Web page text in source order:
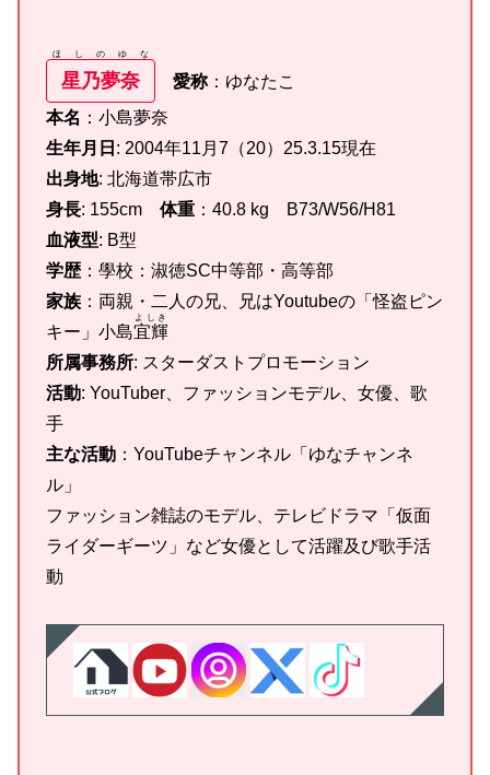
星乃夢奈
ほしのゆな
愛称：ゆなたこ
本名 ：小島夢奈
生年月日 : 2004年11月7（20）25.3.15現在
出身地: 北海道帯広市
身長: 155cm 体重 ：40.8 kg B73/W56/H81
血液型: B型
学歴：學校：淑徳SC中等部・高等部
家族 ：両親・二人の兄、兄はYoutubeの「怪盗ピン
キー」小島宜輝
よしき
所属事務所: スターダストプロモーション
活動: YouTuber、ファッションモデル、女優、歌
手
主な活動 ：YouTubeチャンネル「ゆなチャンネ
ル」
ファッション雑誌のモデル、テレビドラマ「仮面
ライダーギーツ」など女優として活躍及び歌手活
動